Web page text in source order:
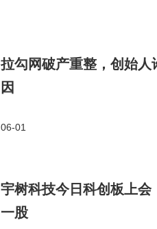
拉勾网破产重整，创始
因
06-01
宇树科技今日科创板上
一股